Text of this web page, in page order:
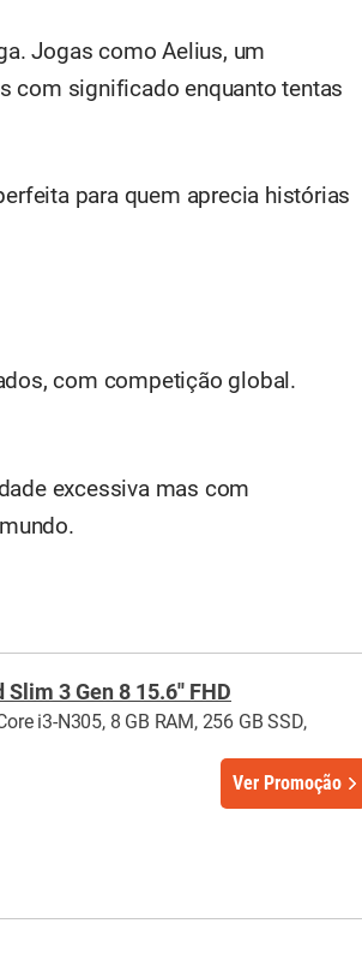
Jogas como Aelius, um
com significado enquanto tentas
para quem aprecia histórias
com competição global.
excessiva mas com
3 Gen 8 15.6'' FHD
i3-N305, 8 GB RAM, 256 GB SSD,
Ver Promoção